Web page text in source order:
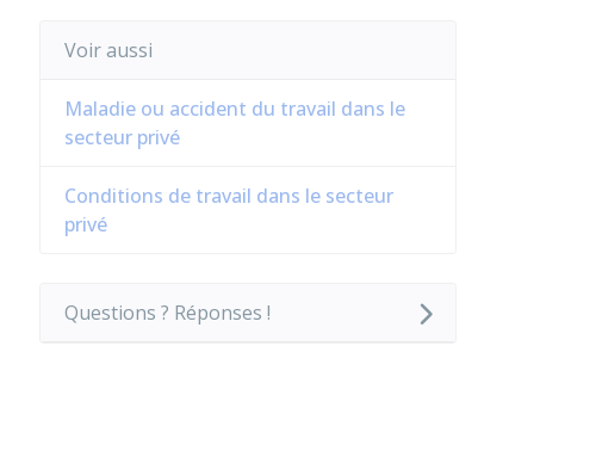
Voir aussi
Maladie ou accident du travail dans le
secteur privé
Conditions de travail dans le secteur
privé
Questions ? Réponses !